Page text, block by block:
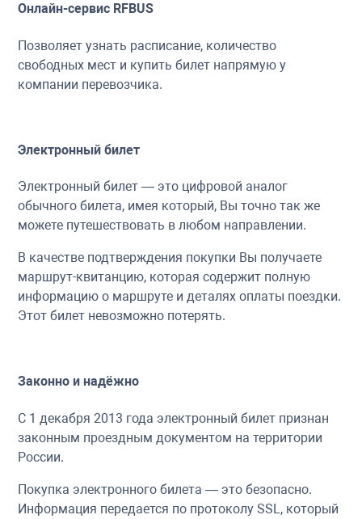
Онлайн-сервис RFBUS
Позволяет узнать расписание, количество
свободных мест и купить билет напрямую у
компании перевозчика.
Электронный билет
Электронный билет — это цифровой аналог
обычного билета, имея который, Вы точно так же
можете путешествовать в любом направлении.
В качестве подтверждения покупки Вы получаете
маршрут-квитанцию, которая содержит полную
информацию о маршруте и деталях оплаты поездки.
Этот билет невозможно потерять.
Законно и надёжно
С 1 декабря 2013 года электронный билет признан
законным проездным документом на территории
России.
Покупка электронного билета — это безопасно.
Информация передается по протоколу SSL, который